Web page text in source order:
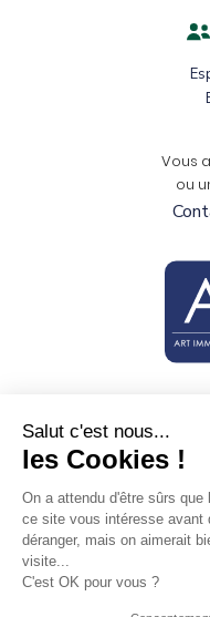
Vous
ou
Protection des
Salut c'est nous...
les Cookies !
On a attendu d'être sûrs que
ce site vous intéresse avant
déranger, mais on aimerait
visite...
C'est OK pour vous ?